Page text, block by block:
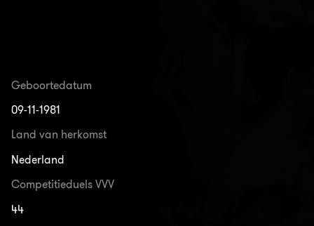
Geboortedatum
09-11-1981
Land van herkomst
Nederland
Competitieduels VVV
44